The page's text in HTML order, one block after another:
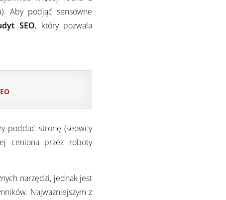
Aby podjąć sensowne
dyt SEO, który pozwala
poddać stronę (seowcy
ceniona przez roboty
narzędzi, jednak jest
Najważniejszym z